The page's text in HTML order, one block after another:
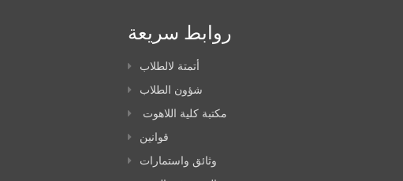
روابط سريعة
أتمتة لالطلاب
شؤون الطلاب
مكتبة كلية اللاهوت
قوانين
وثائق واستمارات